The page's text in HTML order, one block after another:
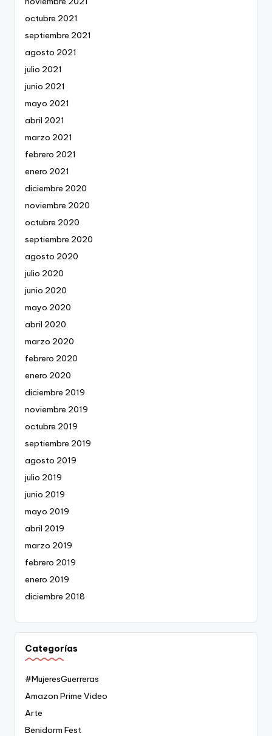
octubre 2021
septiembre 2021
agosto 2021
julio 2021
junio 2021
mayo 2021
abril 2021
marzo 2021
febrero 2021
enero 2021
diciembre 2020
noviembre 2020
octubre 2020
septiembre 2020
agosto 2020
julio 2020
junio 2020
mayo 2020
abril 2020
marzo 2020
febrero 2020
enero 2020
diciembre 2019
noviembre 2019
octubre 2019
septiembre 2019
agosto 2019
julio 2019
junio 2019
mayo 2019
abril 2019
marzo 2019
febrero 2019
enero 2019
diciembre 2018
Categorías
#MujeresGuerreras
Amazon Prime Video
Arte
Benidorm Fest